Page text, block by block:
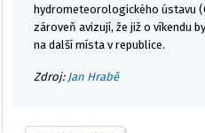
hydrometeorologického ústavu
zároveň avizují, že již o víkendu
na další místa v republice.
Zdroj: Jan Hrabě